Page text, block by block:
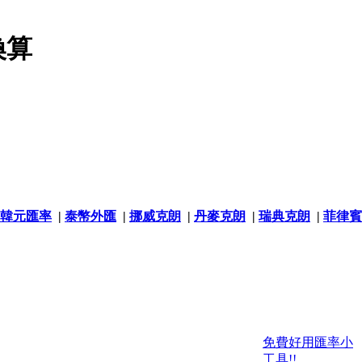
算
韓元匯率 | 泰幣外匯 | 挪威克朗 | 丹麥克朗 | 瑞典克朗 | 菲律賓
免費好用匯率小